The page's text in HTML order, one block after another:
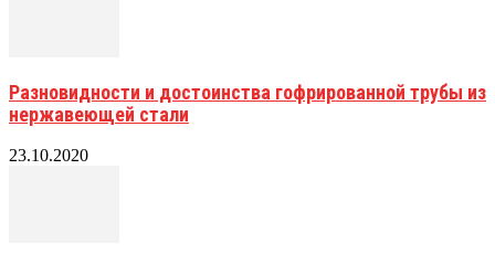
Разновидности и достоинства гофрированной трубы из
нержавеющей стали
23.10.2020